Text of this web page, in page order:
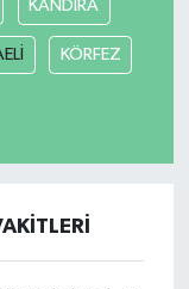
KANDIRA
KÖRFEZ